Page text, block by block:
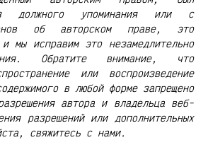
должного упоминания или с
об авторском праве, это
мы исправим это незамедлительно
Обратите внимание, что
или воспроизведение
в любой форме запрещено
автора и владельца веб-
разрешений или дополнительных
свяжитесь с нами.